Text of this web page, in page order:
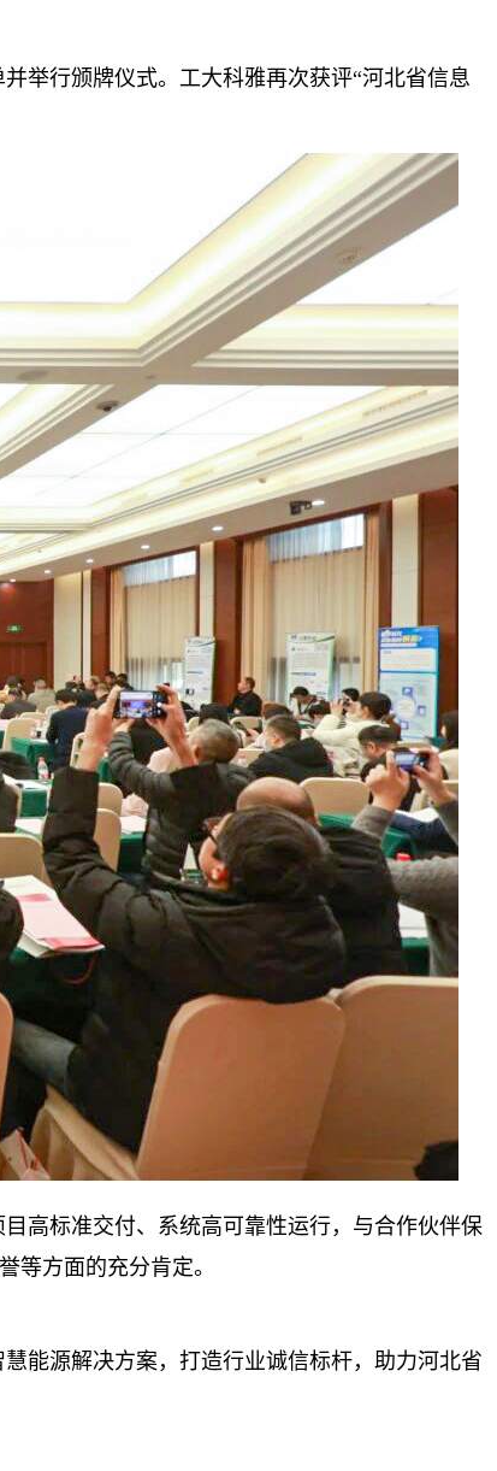
举行颁牌仪式。工大科雅再次获评“河北省信息
高标准交付、系统高可靠性运行，与合作伙伴保
等方面的充分肯定。
能源解决方案，打造行业诚信标杆，助力河北省